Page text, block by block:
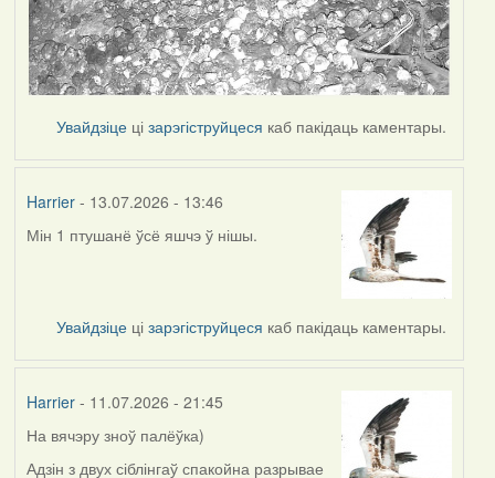
Увайдзіце цізарэгіструйцеся каб пакідаць каментары.
Harrier- 13.07.2026 - 13:46
Мін 1 птушанё ўсё яшчэ ў нішы.
Увайдзіце цізарэгіструйцеся каб пакідаць каментары.
Harrier- 11.07.2026 - 21:45
На вячэру зноў палёўка)
Адзін з двух сіблінгаў спакойна разрывае